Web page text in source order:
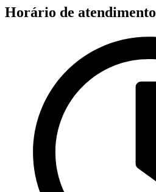
Horário de atendimento